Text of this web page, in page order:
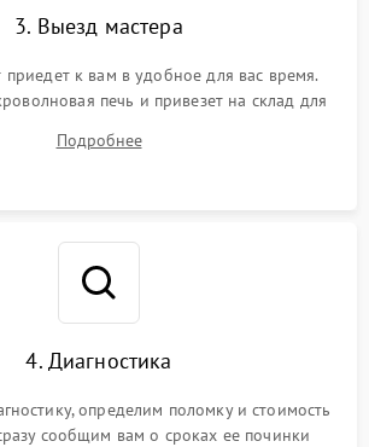
3. Выезд мастера
приедет к вам в удобное для вас время.
печь и привезет на склад для
Подробнее
4. Диагностика
определим поломку и стоимость
сообщим вам о сроках ее починки